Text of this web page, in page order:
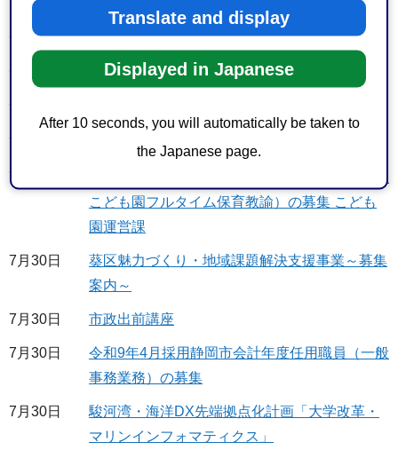
Translate and display
Displayed in Japanese
After 10 seconds, you will automatically be taken to
the Japanese page.
選考試験の共同実施（共通問題）
7月31日
7月31日 公示送達【福祉債権滞納対策課】
7月31日
7月31日 公示送達【納税課】
7月31日
こども園フルタイム保育教諭）の募集 こども
園運営課
7月30日
葵区魅力づくり・地域課題解決支援事業～募集
案内～
7月30日 市政出前講座
7月30日
令和9年4月採用静岡市会計年度任用職員（一般
事務業務）の募集
7月30日
駿河湾・海洋DX先端拠点化計画「大学改革・
マリンインフォマティクス」